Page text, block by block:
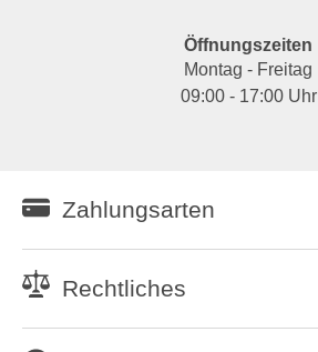
Öffnungszeiten
Montag - Freitag
09:00 - 17:00 Uhr
Zahlungsarten
Rechtliches